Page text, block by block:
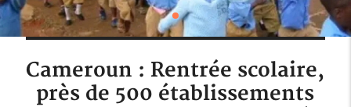
Cameroun : Rentrée scolaire,
près de 500 établissements